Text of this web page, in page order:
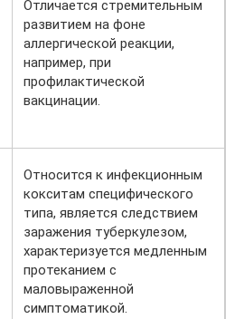
Отличается стремительным
развитием на фоне
аллергической реакции,
например, при
профилактической
вакцинации.
Относится к инфекционным
кокситам специфического
типа, является следствием
заражения туберкулезом,
характеризуется медленным
протеканием с
маловыраженной
симптоматикой.